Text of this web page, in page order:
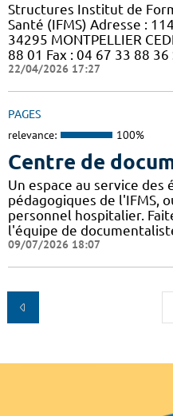
Structures Institut de
Santé (IFMS) Adresse :
34295 MONTPELLIER
88 01 Fax : 04 67 33 88
22/04/2026 17:27
PAGES
relevance: 100%
Centre de
Un espace au service
pédagogiques de l'IFMS,
personnel hospitalier.
l'équipe de
09/07/2026 18:07